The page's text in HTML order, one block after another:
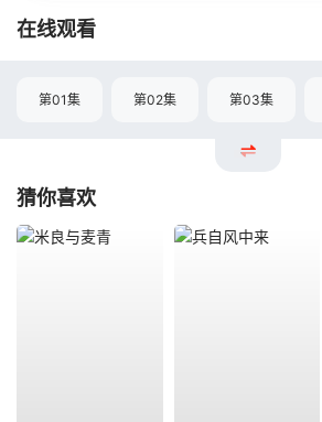
在线观看
第01集 第02集 第03集
猜你喜欢